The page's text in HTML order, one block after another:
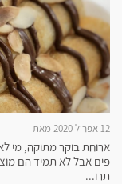
12 אפריל 2020 מאת
ארוחת בוקר מתוקה, מי
פים אבל לא תמיד הם
תרו...